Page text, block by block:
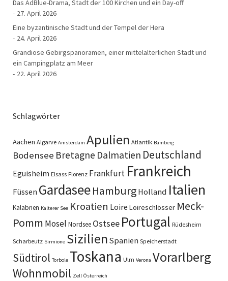
Das AdBlue-Drama, Stadt der 100 Kirchen und ein Day-off
27. April 2026
Eine byzantinische Stadt und der Tempel der Hera
24. April 2026
Grandiose Gebirgspanoramen, einer mittelalterlichen Stadt und
ein Campingplatz am Meer
22. April 2026
Schlagwörter
Aachen Algarve Amsterdam Apulien Atlantik Bamberg
Bodensee Bretagne Dalmatien Deutschland
Eguisheim Elsass Florenz Frankfurt Frankreich
Füssen GardaseeHamburg Holland Italien
Kalabrien Kalterer See Kroatien Loire Loireschlösser Meck-
Pomm Mosel Nordsee Ostsee Portugal Rüdesheim
Scharbeutz Sirmione Sizilien Spanien Speicherstadt
Südtirol Torbole Toskana Ulm Verona Vorarlberg
Wohnmobil Zell Österreich